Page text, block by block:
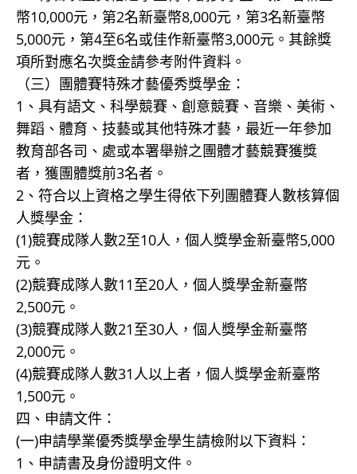
幣10,000元，第2名新臺幣8,000元，第3名新臺幣
5,000元，第4至6名或佳作新臺幣3,000元。其餘獎
項所對應名次獎金請參考附件資料。
（三）團體賽特殊才藝優秀獎學金：
1、具有語文、科學競賽、創意競賽、音樂、美術、
舞蹈、體育、技藝或其他特殊才藝，最近一年參加
教育部各司、處或本署舉辦之團體才藝競賽獲獎
者，獲團體獎前3名者。
2、符合以上資格之學生得依下列團體賽人數核算個
人獎學金：
(1)競賽成隊人數2至10人，個人獎學金新臺幣5,000
元。
(2)競賽成隊人數11至20人，個人獎學金新臺幣
2,500元。
(3)競賽成隊人數21至30人，個人獎學金新臺幣
2,000元。
(4)競賽成隊人數31人以上者，個人獎學金新臺幣
1,500元。
四、申請文件：
(一)申請學業優秀獎學金學生請檢附以下資料：
1、申請書及身份證明文件。